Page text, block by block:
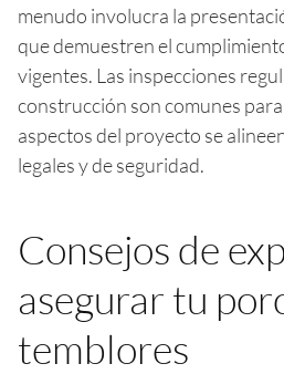
menudo involucra la
que demuestren el
vigentes. Las inspecciones
construcción son comunes
aspectos del proyecto se
legales y de seguridad.
Consejos de
asegurar tu
temblores